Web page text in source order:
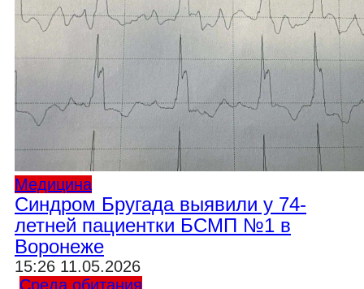
Медицина
Синдром Бругада выявили у 74-
летней пациентки БСМП №1 в
Воронеже
15:26 11.05.2026
Среда обитания